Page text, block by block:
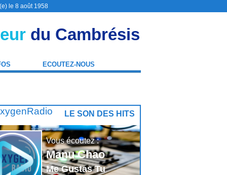
le 8 août 1958
du Cambrésis
ECOUTEZ-NOUS
LE SON DES HITS
Vous écoutez :
Manu Chao
Me Gustas Tu